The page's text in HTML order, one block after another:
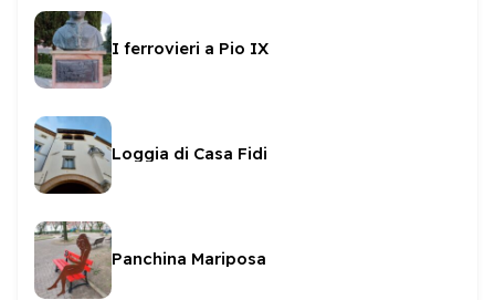
I ferrovieri a Pio IX
Loggia di Casa Fidi
Panchina Mariposa